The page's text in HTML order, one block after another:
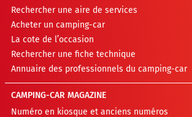
Rechercher une aire de services
Acheter un camping-car
La cote de l’occasion
Rechercher une fiche technique
Annuaire des professionnels du camping-car
CAMPING-CAR MAGAZINE
Numéro en kiosque et anciens numéros